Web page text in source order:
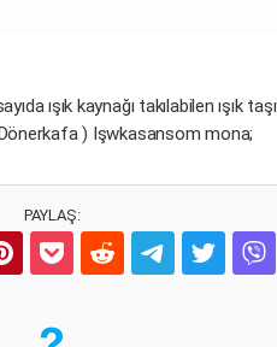
ışık kaynağı takılabilen ışık
Dönerkafa ) Işwkasansom mona;
PAYLAŞ: